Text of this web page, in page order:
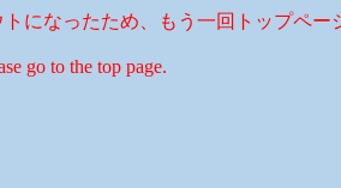
になったため、もう一回トップペー
go to the top page.